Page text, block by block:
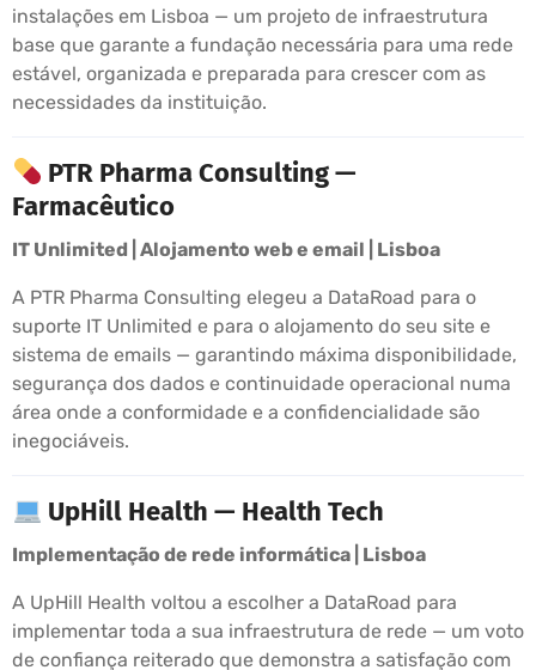
instalações em Lisboa — um projeto de infraestrutura
base que garante a fundação necessária para uma rede
estável, organizada e preparada para crescer com as
necessidades da instituição.
PTR Pharma Consulting —
Farmacêutico
IT Unlimited | Alojamento web e email | Lisboa
A PTR Pharma Consulting elegeu a DataRoad para o
suporte IT Unlimited e para o alojamento do seu site e
sistema de emails — garantindo máxima disponibilidade,
segurança dos dados e continuidade operacional numa
área onde a conformidade e a confidencialidade são
inegociáveis.
UpHill Health — Health Tech
Implementação de rede informática | Lisboa
A UpHill Health voltou a escolher a DataRoad para
implementar toda a sua infraestrutura de rede — um voto
de confiança reiterado que demonstra a satisfação com